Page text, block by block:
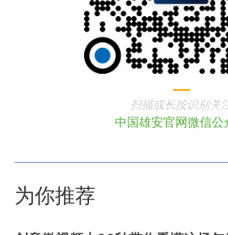
扫描或长按识别关
中国雄安官网微信公
为你推荐